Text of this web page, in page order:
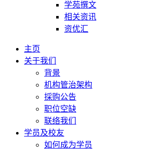
学苑撰文
相关资讯
资优汇
主页
关于我们
背景
机构管治架构
採购公告
职位空缺
联络我们
学员及校友
如何成为学员